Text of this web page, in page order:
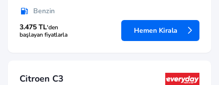
Benzin
3.475 TL'den
başlayan fiyatlarla
Hemen Kirala
Citroen C3